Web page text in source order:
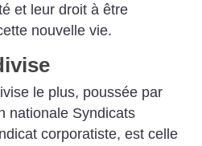
et leur droit à être
nouvelle vie.
le plus, poussée par
nationale Syndicats
corporatiste, est celle